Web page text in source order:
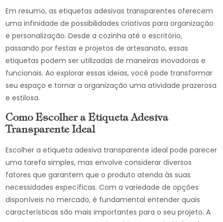
Em resumo, as etiquetas adesivas transparentes oferecem
uma infinidade de possibilidades criativas para organização
e personalização. Desde a cozinha até o escritório,
passando por festas e projetos de artesanato, essas
etiquetas podem ser utilizadas de maneiras inovadoras e
funcionais. Ao explorar essas ideias, você pode transformar
seu espaço e tornar a organização uma atividade prazerosa
e estilosa.
Como Escolher a Etiqueta Adesiva
Transparente Ideal
Escolher a etiqueta adesiva transparente ideal pode parecer
uma tarefa simples, mas envolve considerar diversos
fatores que garantem que o produto atenda às suas
necessidades específicas. Com a variedade de opções
disponíveis no mercado, é fundamental entender quais
características são mais importantes para o seu projeto. A